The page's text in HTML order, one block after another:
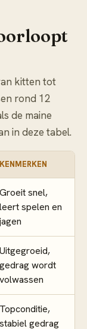
kitten tot
rond 12
de maine
in deze tabel.
KENMERKEN
Groeit snel,
leert spelen en
jagen
Uitgegroeid,
gedrag wordt
volwassen
Topconditie,
stabiel gedrag